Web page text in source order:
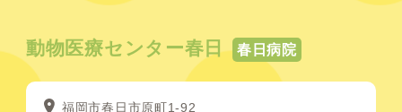
動物医療センター春日 春日病院
福岡市春日市原町1-92